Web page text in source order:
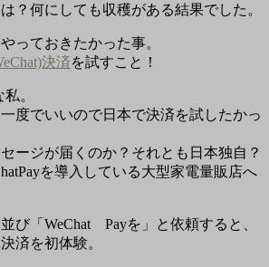
？何にしても収穫がある結果でした。
っておきたかった事。
決済を試すこと！
。
度でいいので日本で決済を試したかっ
ージが届くのか？それとも日本独自？
を導入している大型家電量販店へ
び「WeChat Payを」と依頼すると、
済を初体験。